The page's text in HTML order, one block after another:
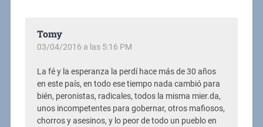
Tomy
03/04/2016 a las 5:16 PM
La fé y la esperanza la perdí hace más de 30 años
en este país, en todo ese tiempo nada cambió para
bién, peronistas, radicales, todos la misma mier.da,
unos incompetentes para gobernar, otros mafiosos,
chorros y asesinos, y lo peor de todo un pueblo en